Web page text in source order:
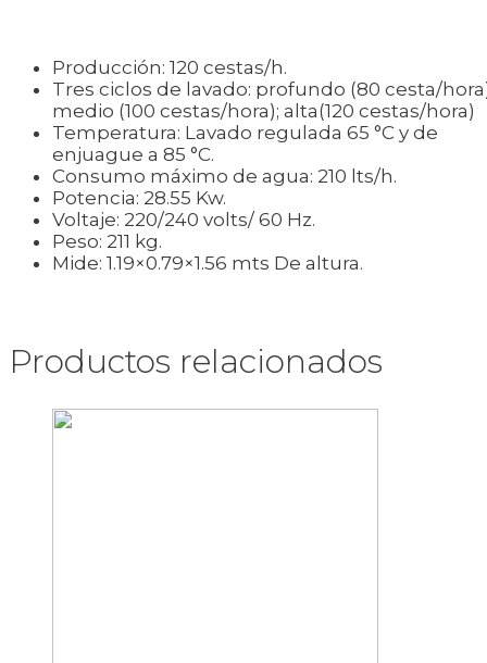
Producción: 120 cestas/h.
Tres ciclos de lavado: profundo (80 cesta/
medio (100 cestas/hora); alta(120 cestas/hora)
Temperatura: Lavado regulada 65 °C y de
enjuague a 85 °C.
Consumo máximo de agua: 210 lts/h.
Potencia: 28.55 Kw.
Voltaje: 220/240 volts/ 60 Hz.
Peso: 211 kg.
Mide: 1.19×0.79×1.56 mts De altura.
Productos relacionados